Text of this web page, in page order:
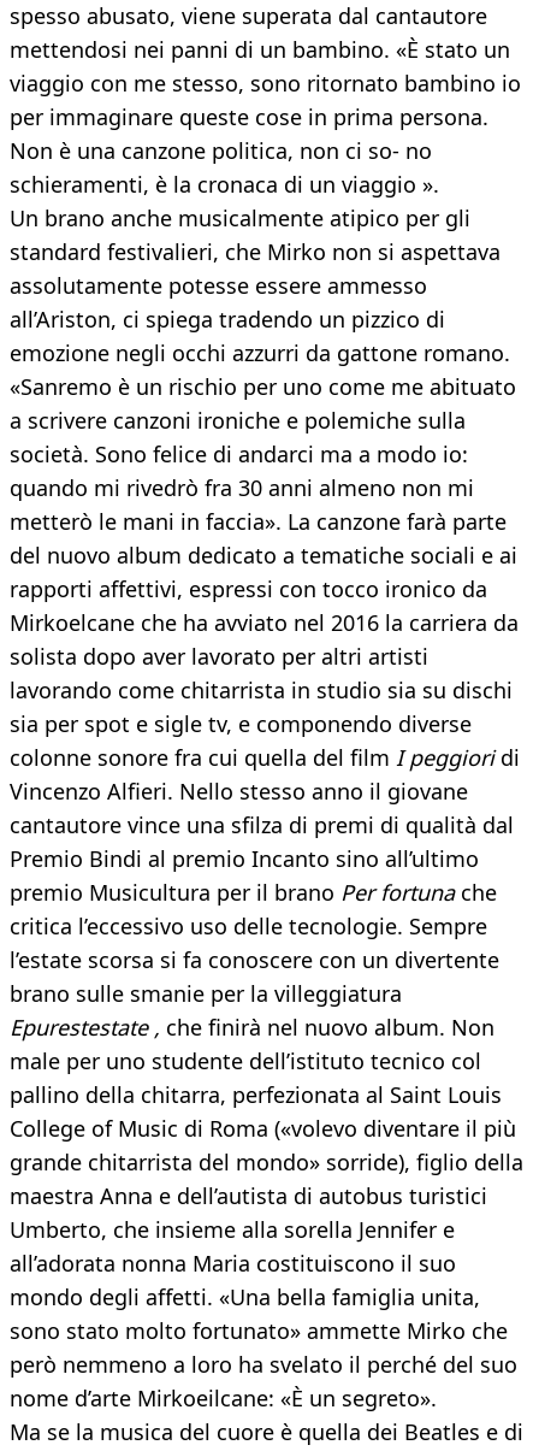
spesso abusato, viene superata dal cantautore
mettendosi nei panni di un bambino. «È stato un
viaggio con me stesso, sono ritornato bambino io
per immaginare queste cose in prima persona.
Non è una canzone politica, non ci so- no
schieramenti, è la cronaca di un viaggio ».
Un brano anche musicalmente atipico per gli
standard festivalieri, che Mirko non si aspettava
assolutamente potesse essere ammesso
all’Ariston, ci spiega tradendo un pizzico di
emozione negli occhi azzurri da gattone romano.
«Sanremo è un rischio per uno come me abituato
a scrivere canzoni ironiche e polemiche sulla
società. Sono felice di andarci ma a modo io:
quando mi rivedrò fra 30 anni almeno non mi
metterò le mani in faccia». La canzone farà parte
del nuovo album dedicato a tematiche sociali e ai
rapporti affettivi, espressi con tocco ironico da
Mirkoelcane che ha avviato nel 2016 la carriera da
solista dopo aver lavorato per altri artisti
lavorando come chitarrista in studio sia su dischi
sia per spot e sigle tv, e componendo diverse
colonne sonore fra cui quella del film I peggioridi
Vincenzo Alfieri. Nello stesso anno il giovane
cantautore vince una sfilza di premi di qualità dal
Premio Bindi al premio Incanto sino all’ultimo
premio Musicultura per il brano Per fortunache
critica l’eccessivo uso delle tecnologie. Sempre
l’estate scorsa si fa conoscere con un divertente
brano sulle smanie per la villeggiatura
Epurestestate , che finirà nel nuovo album. Non
male per uno studente dell’istituto tecnico col
pallino della chitarra, perfezionata al Saint Louis
College of Music di Roma («volevo diventare il più
grande chitarrista del mondo» sorride), figlio della
maestra Anna e dell’autista di autobus turistici
Umberto, che insieme alla sorella Jennifer e
all’adorata nonna Maria costituiscono il suo
mondo degli affetti. «Una bella famiglia unita,
sono stato molto fortunato» ammette Mirko che
però nemmeno a loro ha svelato il perché del suo
nome d’arte Mirkoeilcane: «È un segreto».
Ma se la musica del cuore è quella dei Beatles e di